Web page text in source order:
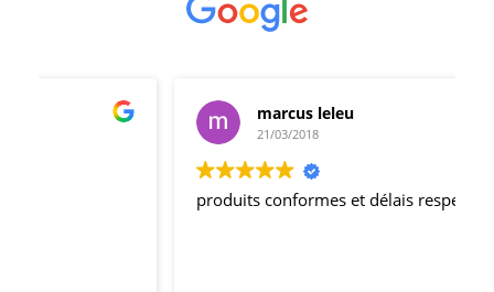
marcus leleu
produits conformes et délais respectés